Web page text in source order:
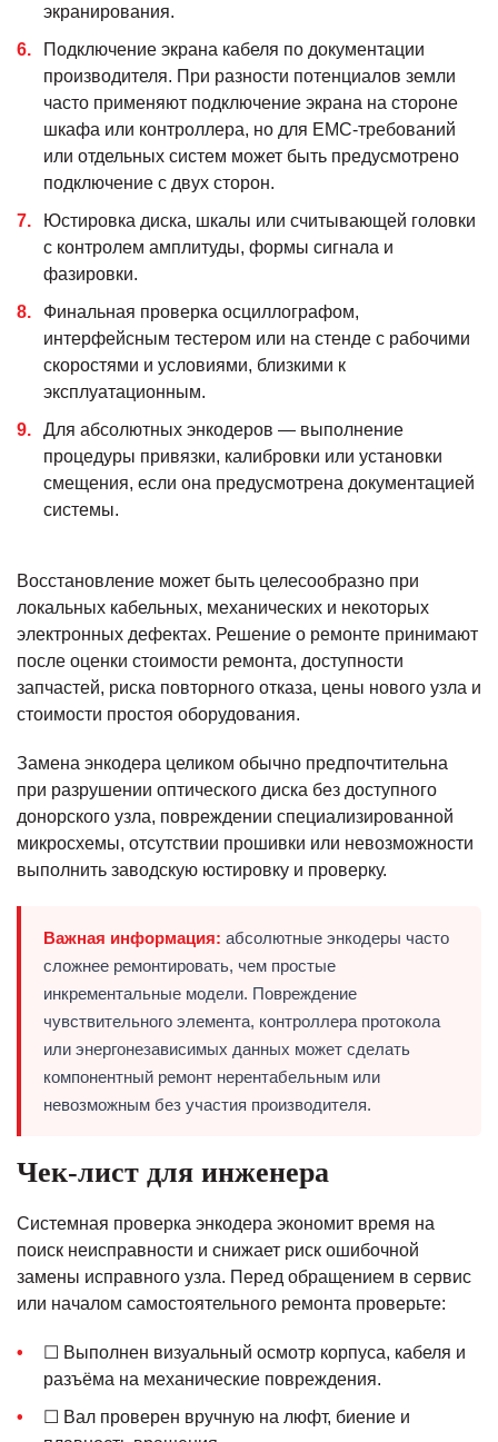
экранирования.
Подключение экрана кабеля по документации
производителя. При разности потенциалов земли
часто применяют подключение экрана на стороне
шкафа или контроллера, но для EMC-требований
или отдельных систем может быть предусмотрено
подключение с двух сторон.
Юстировка диска, шкалы или считывающей головки
с контролем амплитуды, формы сигнала и
фазировки.
Финальная проверка осциллографом,
интерфейсным тестером или на стенде с рабочими
скоростями и условиями, близкими к
эксплуатационным.
Для абсолютных энкодеров — выполнение
процедуры привязки, калибровки или установки
смещения, если она предусмотрена документацией
системы.
Восстановление может быть целесообразно при
локальных кабельных, механических и некоторых
электронных дефектах. Решение о ремонте принимают
после оценки стоимости ремонта, доступности
запчастей, риска повторного отказа, цены нового узла и
стоимости простоя оборудования.
Замена энкодера целиком обычно предпочтительна
при разрушении оптического диска без доступного
донорского узла, повреждении специализированной
микросхемы, отсутствии прошивки или невозможности
выполнить заводскую юстировку и проверку.
Важная информация: абсолютные энкодеры часто
сложнее ремонтировать, чем простые
инкрементальные модели. Повреждение
чувствительного элемента, контроллера протокола
или энергонезависимых данных может сделать
компонентный ремонт нерентабельным или
невозможным без участия производителя.
Чек-лист для инженера
Системная проверка энкодера экономит время на
поиск неисправности и снижает риск ошибочной
замены исправного узла. Перед обращением в сервис
или началом самостоятельного ремонта проверьте:
☐ Выполнен визуальный осмотр корпуса, кабеля и
разъёма на механические повреждения.
☐ Вал проверен вручную на люфт, биение и